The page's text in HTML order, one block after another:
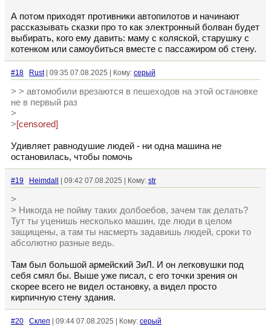
А потом приходят противники автопилотов и начинают
рассказывать сказки про то как электронный болван будет
выбирать, кого ему давить: маму с коляской, старушку с
котенком или самоубиться вместе с пассажиром об стену.
#18 Rust| 09:35 07.08.2025 | Кому: серый
> > автомобили врезаются в пешеходов на этой остановке
не в первый раз
>
>[censored]
Удивляет равнодушие людей - ни одна машина не
остановилась, чтобы помочь
#19 Heimdall | 09:42 07.08.2025 | Кому: str
>
> Никогда не пойму таких долбоебов, зачем так делать?
Тут ты уценишь несколько машин, где люди в целом
защищены, а там ты насмерть задавишь людей, сроки то
абсолютно разные ведь.
Там был большой армейский ЗиЛ. И он легковушки под
себя смял бы. Выше уже писал, с его точки зрения он
скорее всего не видел остановку, а видел просто
кирпичную стену здания.
#20 Склеп | 09:44 07.08.2025 | Кому: серый